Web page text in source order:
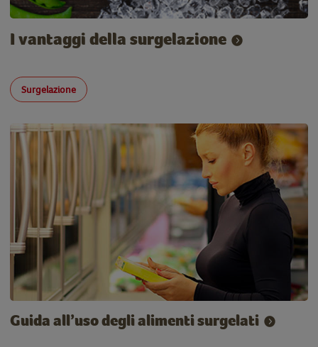
I vantaggi della surgelazione
Surgelazione
Guida all’uso degli alimenti surgelati